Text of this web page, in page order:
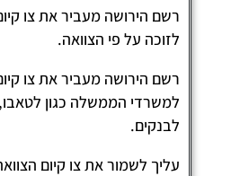
הירושה מעביר את צו קיום הצוואה
על פי הצוואה.
הירושה מעביר את צו קיום הצוואה
הממשלה כגון לטאבו, למשרד
לשמור את צו קיום הצוואה